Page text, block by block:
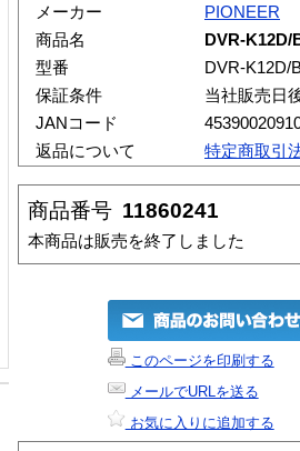
メーカー
PIONEER
商品名
DVR-K12D/
型番
DVR-K12D/
保証条件
当社販売日
JANコード
返品について
特定商取引
商品番号 11860241
本商品は販売を終了しました
このページを印刷する
メールでURLを送る
お気に入りに追加する